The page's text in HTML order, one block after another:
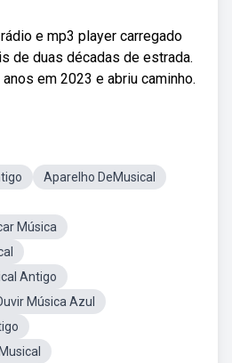
e mp3 player carregado
de duas décadas de estrada.
em 2023 e abriu caminho.
Aparelho DeMusical
Música
Antigo
Música Azul